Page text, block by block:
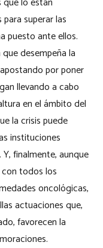
superar las
puesto ante ellos.
desempeña la
por poner
llevando a cabo
en el ámbito del
la crisis puede
instituciones
finalmente, aunque
todos los
oncológicas,
actuaciones que,
favorecen la